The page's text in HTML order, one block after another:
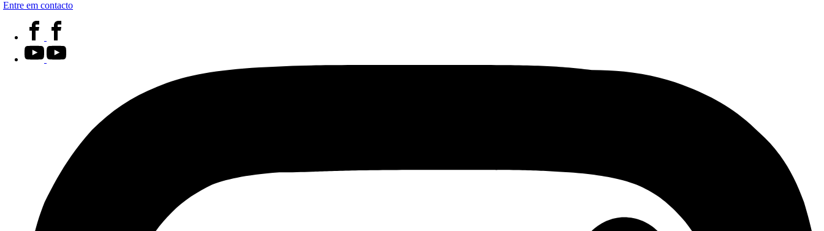
Entre em contacto